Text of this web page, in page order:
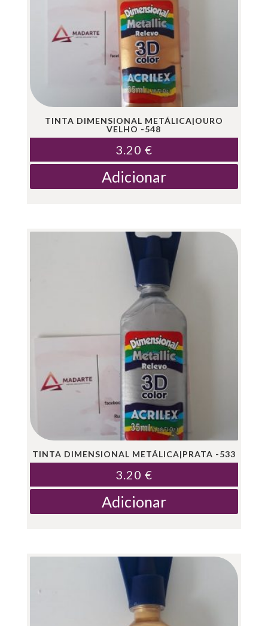
TINTA DIMENSIONAL METÁLICA|OURO
VELHO -548
3.20 €
Adicionar
TINTA DIMENSIONAL METÁLICA|PRATA -533
3.20 €
Adicionar